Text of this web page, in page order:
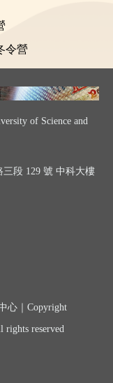
令營
of Science and
三段 129 號 中科大樓
心｜ Copyright
rights reserved